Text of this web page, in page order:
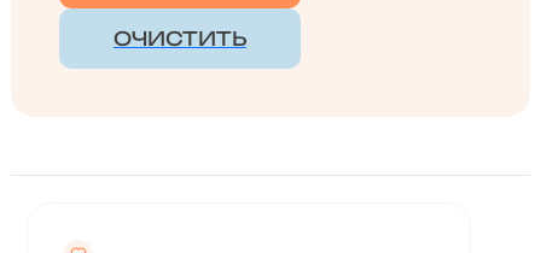
ОЧИСТИТЬ